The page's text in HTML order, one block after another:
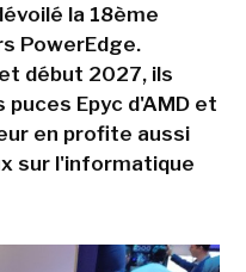
la 18ème
PowerEdge.
début 2027, ils
Epyc d'AMD et
en profite aussi
sur l'informatique